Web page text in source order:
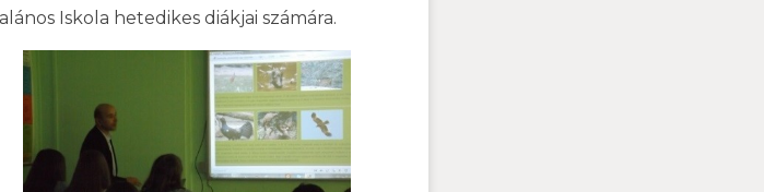
Iskola hetedikes diákjai számára.